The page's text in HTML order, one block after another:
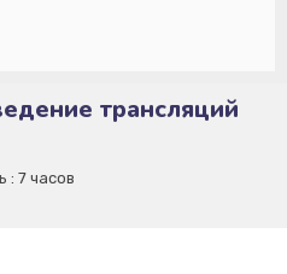
трансляций
: 7 часов